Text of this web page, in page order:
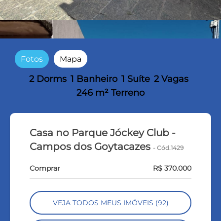
Fotos Mapa
2 Dorms 1 Banheiro 1 Suíte 2 Vagas
246 m² Terreno
Casa no Parque Jóckey Club -
Campos dos Goytacazes - Cód.1429
Comprar R$ 370.000
VEJA TODOS MEUS IMÓVEIS (92)